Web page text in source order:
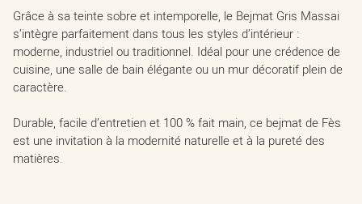
Grâce à sa teinte sobre et intemporelle, le Bejmat Gris Massai
s’intègre parfaitement dans tous les styles d’intérieur :
moderne, industriel ou traditionnel. Idéal pour une crédence de
cuisine, une salle de bain élégante ou un mur décoratif plein de
caractère.
Durable, facile d’entretien et 100 % fait main, ce bejmat de Fès
est une invitation à la modernité naturelle et à la pureté des
matières.